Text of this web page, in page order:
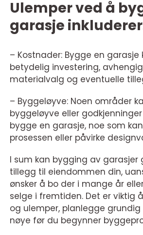
Ulemper ved å
garasje
– Kostnader: Bygge en
betydelig investering,
materialvalg og eventuelle
– Byggeløyve: Noen områder
byggeløyve eller
bygge en garasje, noe som
prosessen eller påvirke
I sum kan bygging av garasjer
tillegg til eiendommen din,
ønsker å bo der i mange år
selge i fremtiden. Det er viktig
og ulemper, planlegge
nøye før du begynner